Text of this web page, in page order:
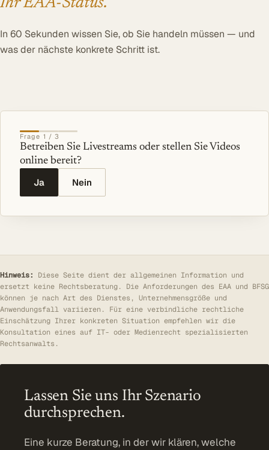
In 60 Sekunden wissen Sie, ob Sie handeln müssen — und
was der nächste konkrete Schritt ist.
Frage 1 /3
Betreiben Sie Livestreams oder stellen Sie Videos
online bereit?
Ja Nein
Hinweis:
Diese Seite dient der allgemeinen Information und
ersetzt keine Rechtsberatung. Die Anforderungen des EAA und BFSG
können je nach Art des Dienstes, Unternehmensgröße und
Anwendungsfall variieren. Für eine verbindliche rechtliche
Einschätzung Ihrer konkreten Situation empfehlen wir die
Konsultation eines auf IT- oder Medienrecht spezialisierten
Rechtsanwalts.
Lassen Sie uns Ihr Szenario
durchsprechen.
Eine kurze Beratung, in der wir klären, welche